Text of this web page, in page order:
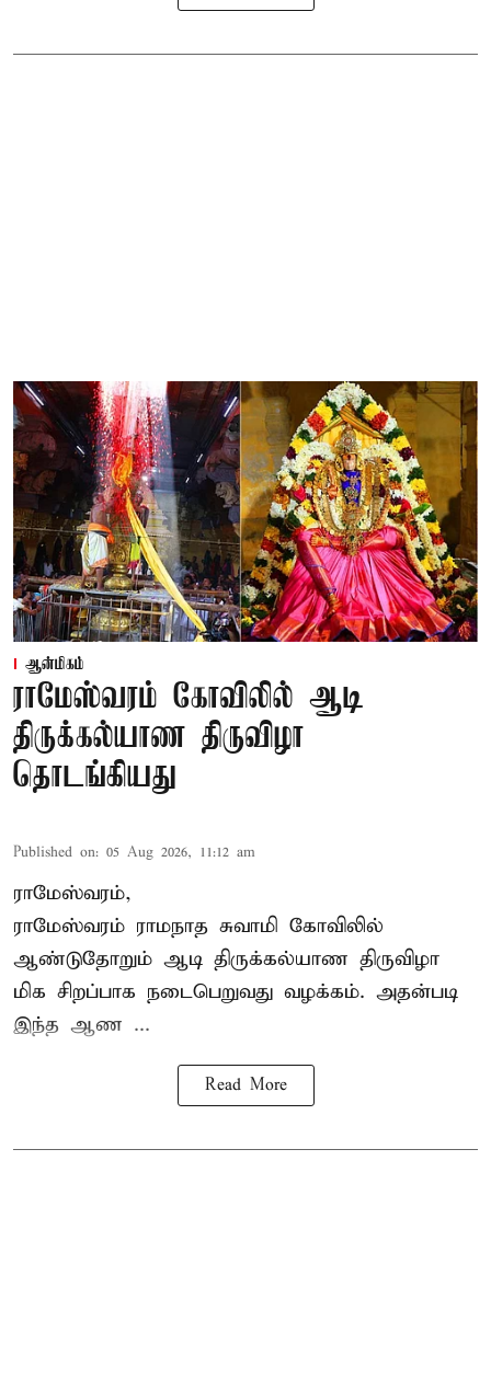
ஆன்மிகம்
ராமேஸ்வரம் கோவிலில் ஆடி
திருக்கல்யாண திருவிழா
தொடங்கியது
Published on: 05 Aug 2026, 11:12 am
ராமேஸ்வரம்,
ராமேஸ்வரம் ராமநாத சுவாமி கோவிலில்
ஆண்டுதோறும் ஆடி திருக்கல்யாண திருவிழா
மிக சிறப்பாக நடைபெறுவது வழக்கம். அதன்படி
இந்த ஆண ...
Read More